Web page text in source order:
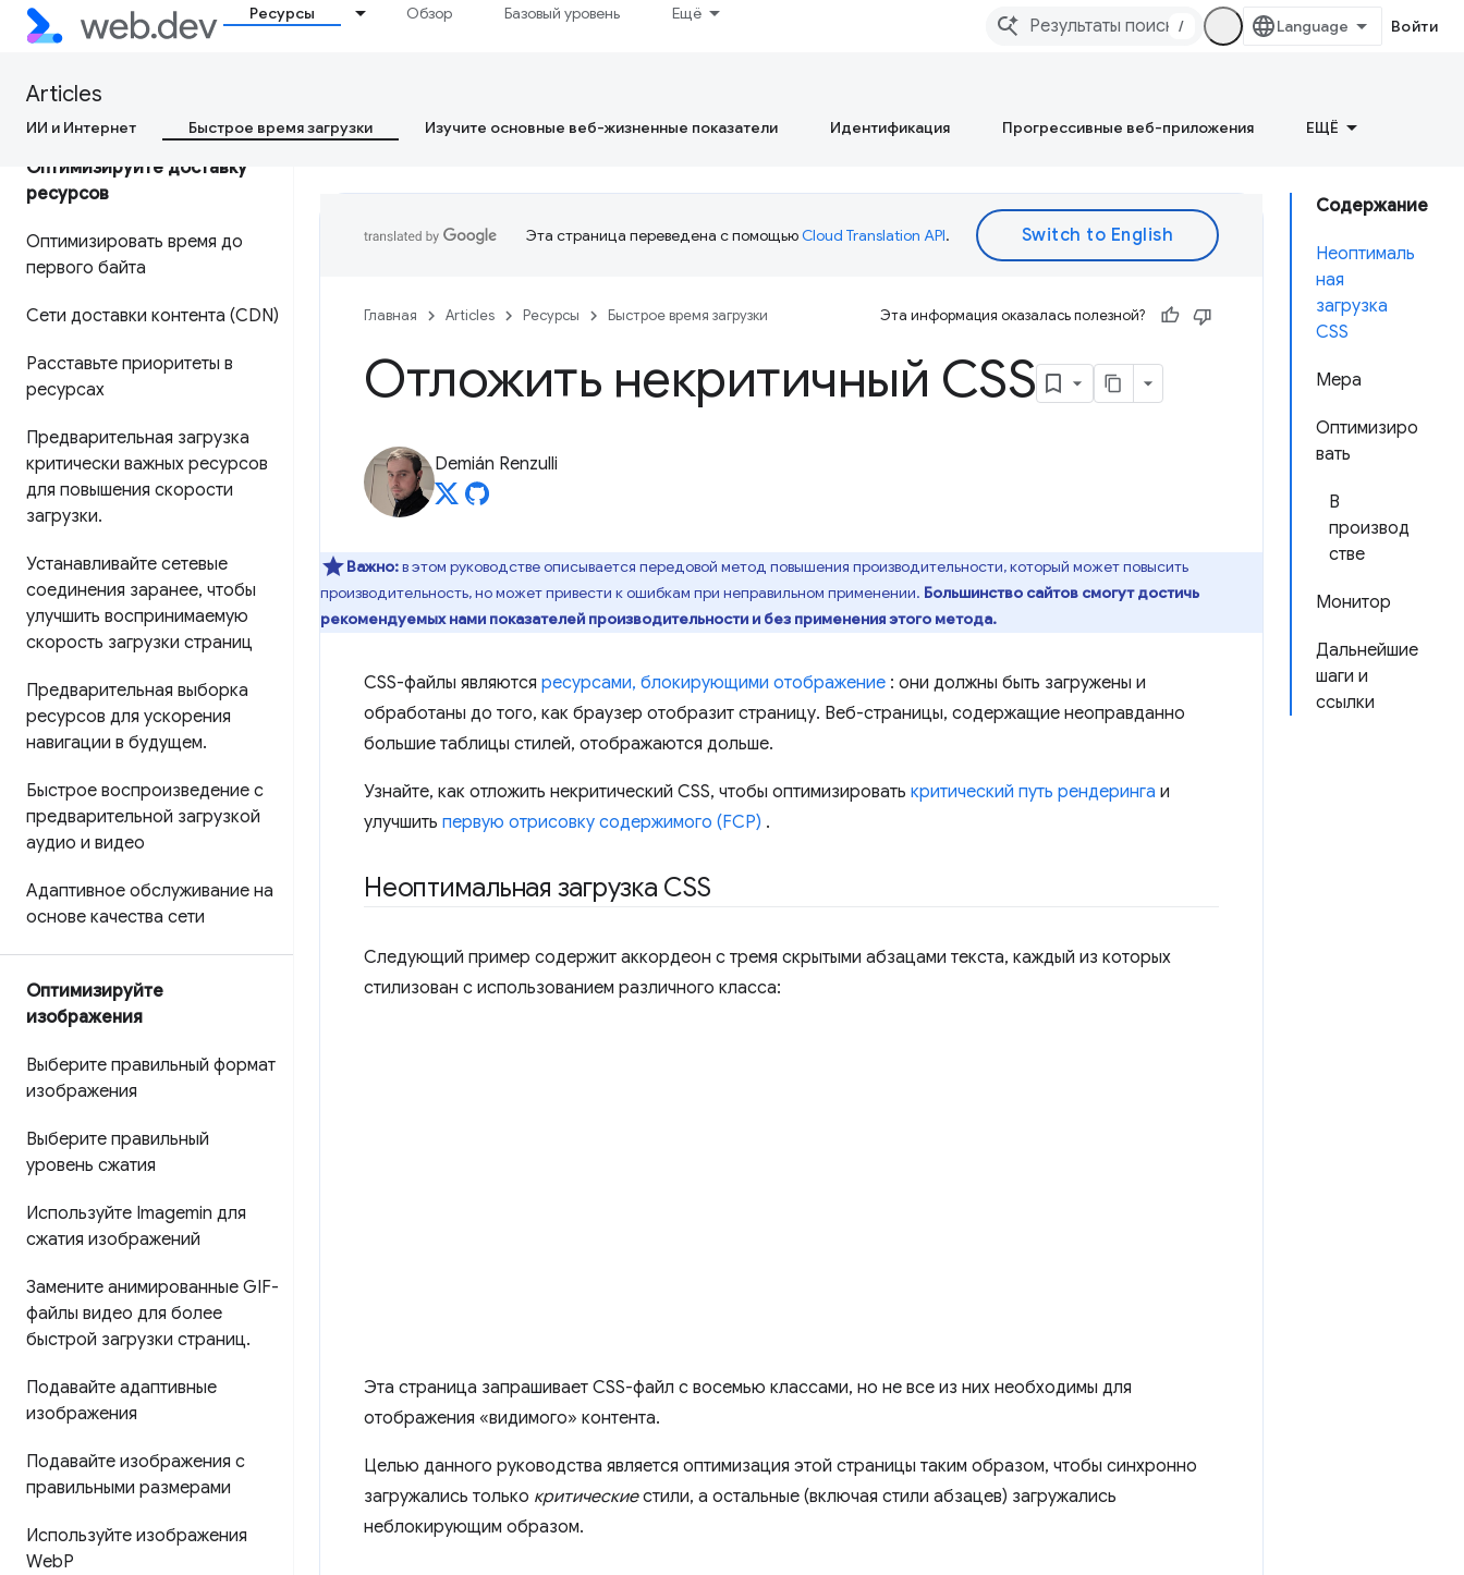
Ресурсы Обзор Базовый уровень Ещё
/ Войти
Articles
ИИ и Интернет Быстрое время загрузки Изучите основные веб-жизненные показатели Идентификация Прогрессивные веб-приложения ЕЩЁ
Почему данные CrUX
RUM?
Оптимизируйте доставку
ресурсов
Оптимизировать время до
первого байта
Сети доставки контента (CDN)
Расставьте приоритеты в
ресурсах
Предварительная загрузка
критически важных ресурсов
для повышения скорости
загрузки.
Устанавливайте сетевые
соединения заранее, чтобы
улучшить воспринимаемую
скорость загрузки страниц
Предварительная выборка
ресурсов для ускорения
навигации в будущем.
Быстрое воспроизведение с
предварительной загрузкой
аудио и видео
Адаптивное обслуживание на
основе качества сети
Оптимизируйте
изображения
Выберите правильный формат
изображения
Выберите правильный
уровень сжатия
Используйте Imagemin для
сжатия изображений
Замените анимированные GIF-
файлы видео для более
быстрой загрузки страниц.
Подавайте адаптивные
изображения
Подавайте изображения с
правильными размерами
Используйте изображения
WebP
Содержание
Неоптималь
ная
загрузка
CSS
Мера
Оптимизиро
вать
В
производ
стве
Монитор
Дальнейшие
шаги и
ссылки
Эта страница переведена с помощьюCloud Translation API.
Главная Articles Ресурсы Быстрое время загрузки Эта информация оказалась полезной?
Отложить некритичный CSS
Demián Renzulli
Важно:в этом руководстве описывается передовой метод повышения производительности, который может повысить
производительность, но может привести к ошибкам при неправильном применении. Большинство сайтов смогут достичь
рекомендуемых нами показателей производительности и без применения этого метода.
CSS-файлы являются ресурсами, блокирующими отображение : они должны быть загружены и
обработаны до того, как браузер отобразит страницу. Веб-страницы, содержащие неоправданно
большие таблицы стилей, отображаются дольше.
Узнайте, как отложить некритический CSS, чтобы оптимизировать критический путь рендеринга и
улучшить первую отрисовку содержимого (FCP) .
Неоптимальная загрузка CSS
Следующий пример содержит аккордеон с тремя скрытыми абзацами текста, каждый из которых
стилизован с использованием различного класса:
Эта страница запрашивает CSS-файл с восемью классами, но не все из них необходимы для
отображения «видимого» контента.
Целью данного руководства является оптимизация этой страницы таким образом, чтобы синхронно
загружались только критическиестили, а остальные (включая стили абзацев) загружались
неблокирующим образом.